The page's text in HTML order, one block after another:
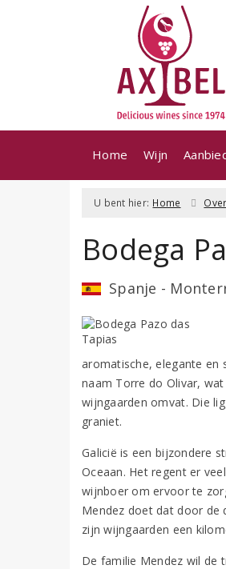
Home Wijn
U bent hier: Home
Bodega
Spanje -
aromatische, elegante en
naam Torre do Olivar,
wijngaarden omvat. Die
graniet.
Galicië is een bijzondere
Oceaan. Het regent er
wijnboer om ervoor te
Mendez doet dat door de
zijn wijngaarden een
De familie Mendez wil de